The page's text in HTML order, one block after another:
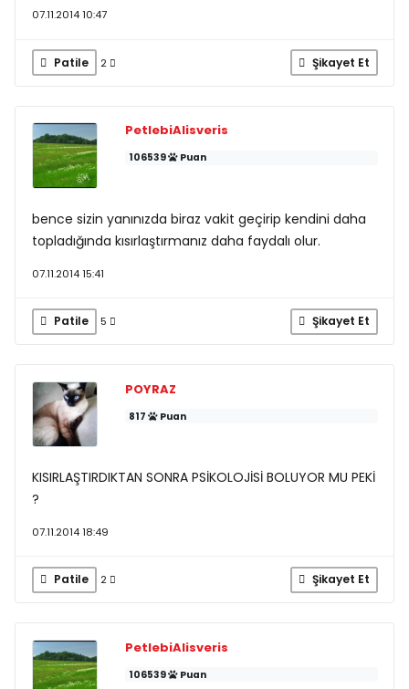
07.11.2014 10:47
Patile 2 Şikayet Et
PetlebiAlisveris
106539 Puan
bence sizin yanınızda biraz vakit geçirip kendini daha
topladığında kısırlaştırmanız daha faydalı olur.
07.11.2014 15:41
Patile 5 Şikayet Et
POYRAZ
817 Puan
KISIRLAŞTIRDIKTAN SONRA PSİKOLOJİSİ BOLUYOR MU PEKİ
?
07.11.2014 18:49
Patile 2 Şikayet Et
PetlebiAlisveris
106539 Puan